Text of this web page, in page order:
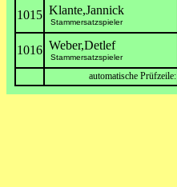
1015 Klante,Jannick
Stammersatzspieler
1016 Weber,Detlef
Stammersatzspieler
automatische Prüfzeile: